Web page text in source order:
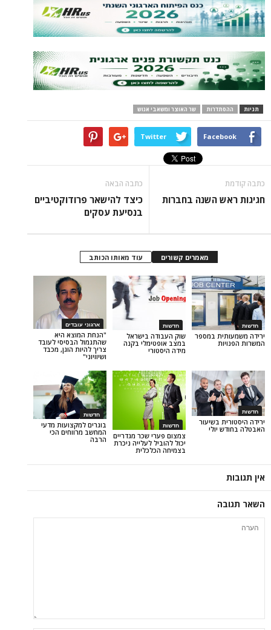
שר האוצר ומשאבי אנוש
Twitter
השנה בחברות
כיצד להישאר פרודוקטיביים
בנסיעת עסקים
עוד מאותו הכותב
"הנחת המוצא היא
שהתגמול הבסיסי לעובד
צריך להיות הוגן, מכבד
חדשות
שוק העבודה בישראל
במצב אופטימלי בקנה
במספר
חדשות
בוגרים למקצועות מדעי
המחשב מרווחים הכי
הרבה
חדשות
צמצום פערי שכר מגדריים
יכול להוביל לעלייה ניכרת
בצמיחה הכלכלית
בשיעור